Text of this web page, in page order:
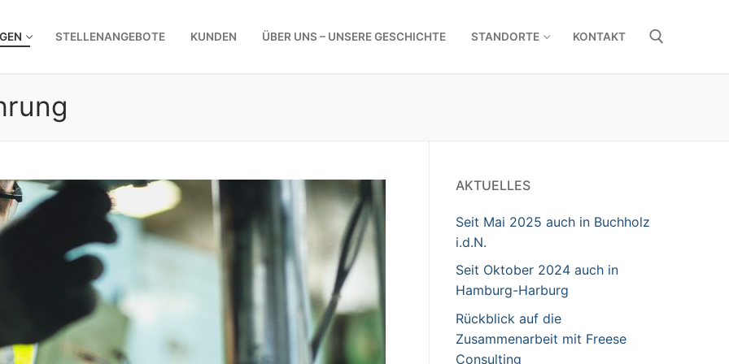
STELLENANGEBOTE KUNDEN ÜBER UNS – UNSERE GESCHICHTE STANDORTE KONTAKT
AKTUELLES
Seit Mai 2025 auch in Buchholz
i.d.N.
Seit Oktober 2024 auch in
Hamburg-Harburg
Rückblick auf die
Zusammenarbeit mit Freese
Consulting